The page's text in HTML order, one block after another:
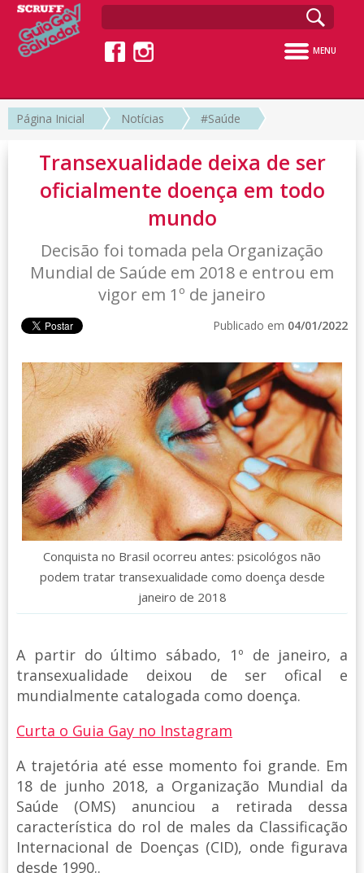
MENU
Página Inicial Notícias #Saúde
Transexualidade deixa de ser
oficialmente doença em todo
mundo
Decisão foi tomada pela Organização
Mundial de Saúde em 2018 e entrou em
vigor em 1º de janeiro
Publicado em 04/01/2022
Conquista no Brasil ocorreu antes: psicológos não
podem tratar transexualidade como doença desde
janeiro de 2018
A partir do último sábado, 1º de janeiro, a
transexualidade deixou de ser ofical e
mundialmente catalogada como doença.
Curta o Guia Gay no Instagram
A trajetória até esse momento foi grande. Em
18 de junho 2018, a Organização Mundial da
Saúde (OMS) anunciou a retirada dessa
característica do rol de males da Classificação
Internacional de Doenças (CID), onde figurava
desde 1990..